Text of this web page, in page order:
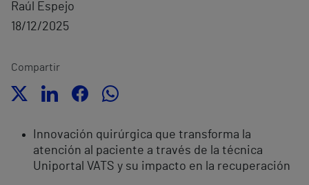
Raúl Espejo
18/12/2025
Compartir
Innovación quirúrgica que transforma la
atención al paciente a través de la técnica
Uniportal VATS y su impacto en la recuperación